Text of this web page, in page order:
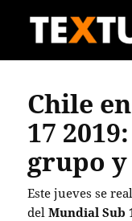
Chile
17
grupo
Este jueves se
delMundial Sub